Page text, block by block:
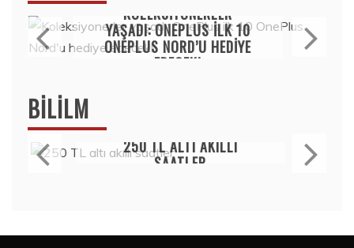
KOLEKSIYONERLER
YAŞADI: ONEPLUS ILK 10
ONEPLUS NORD’U HEDIYE
EDECEK!
BILILM
250 TL ALTI AKILLI
SAATLER